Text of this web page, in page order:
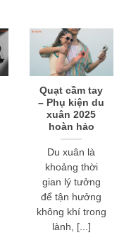
Quạt cầm tay
– Phụ kiện du
xuân 2025
hoàn hảo
Du xuân là
khoảng thời
gian lý tưởng
để tận hưởng
không khí trong
lành, [...]